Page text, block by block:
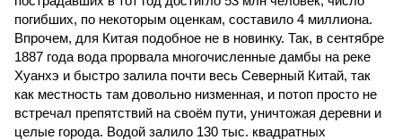
погибших, по некоторым оценкам, составило 4 миллиона.
Впрочем, для Китая подобное не в новинку. Так, в сентябре
1887 года вода прорвала многочисленные дамбы на реке
Хуанхэ и быстро залила почти весь Северный Китай, так
как местность там довольно низменная, и потоп просто не
встречал препятствий на своём пути, уничтожая деревни и
целые города. Водой залило 130 тыс. квадратных